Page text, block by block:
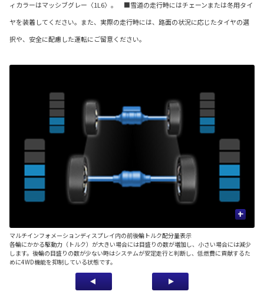
ィカラーはマッシブグレー〈1L6〉。 ■雪道の走行時にはチェーンまたは冬用タイ
ヤを装着してください。また、実際の走行時には、路面の状況に応じたタイヤの選
択や、安全に配慮した運転にご留意ください。
+
マルチインフォメーションディスプレイ内の前後輪トルク配分量表示
各輪にかかる駆動力（トルク）が大きい場合には目盛りの数が増加し、小さい場合には減少
します。後輪の目盛りの数が少ない時はシステムが安定走行と判断し、低燃費に貢献するた
めに4WD機能を抑制している状態です。